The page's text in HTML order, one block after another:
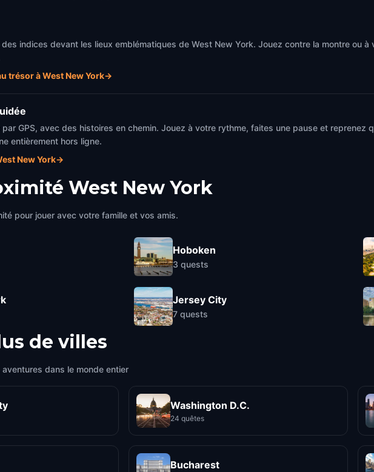
indices devant les lieux emblématiques de West New York. Jouez contre la montre ou
trésor à West New York→
GPS, avec des histoires en chemin. Jouez à votre rythme, faites une pause et reprenez
entièrement hors ligne.
New York→
West New York
pour jouer avec votre famille et vos amis.
Hoboken
3 quests
Jersey City
7 quests
de villes
dans le monde entier
Washington D.C.
24 quêtes
Bucharest